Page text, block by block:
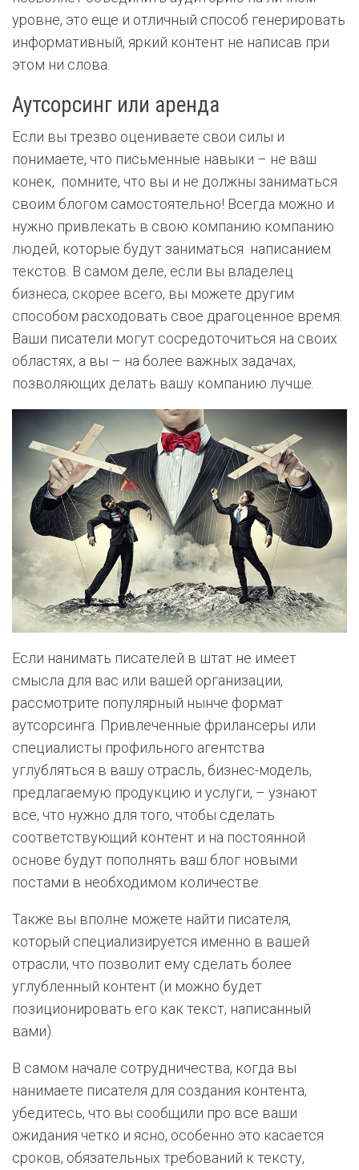
уровне, это еще и отличный способ генерировать
информативный, яркий контент не написав при
этом ни слова.
Аутсорсинг или аренда
Если вы трезво оцениваете свои силы и
понимаете, что письменные навыки – не ваш
конек, помните, что вы и не должны заниматься
своим блогом самостоятельно! Всегда можно и
нужно привлекать в свою компанию компанию
людей, которые будут заниматься написанием
текстов. В самом деле, если вы владелец
бизнеса, скорее всего, вы можете другим
способом расходовать свое драгоценное время.
Ваши писатели могут сосредоточиться на своих
областях, а вы – на более важных задачах,
позволяющих делать вашу компанию лучше.
Если нанимать писателей в штат не имеет
смысла для вас или вашей организации,
рассмотрите популярный нынче формат
аутсорсинга. Привлеченные фрилансеры или
специалисты профильного агентства
углубляться в вашу отрасль, бизнес-модель,
предлагаемую продукцию и услуги, – узнают
все, что нужно для того, чтобы сделать
соответствующий контент и на постоянной
основе будут пополнять ваш блог новыми
постами в необходимом количестве.
Также вы вполне можете найти писателя,
который специализируется именно в вашей
отрасли, что позволит ему сделать более
углубленный контент (и можно будет
позиционировать его как текст, написанный
вами).
В самом начале сотрудничества, когда вы
нанимаете писателя для создания контента,
убедитесь, что вы сообщили про все ваши
ожидания четко и ясно, особенно это касается
сроков, обязательных требований к тексту,